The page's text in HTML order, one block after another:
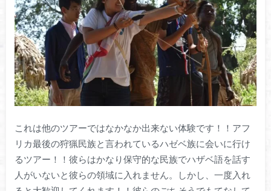
これは他のツアーではなかなか出来ない体験です！！アフ
リカ最後の狩猟民族と言われているハゼベ族に会いに行け
るツアー！！彼らはかなり保守的な民族でハザベ語を話す
人がいないと彼らの領域に入れません。しかし、一度入れ